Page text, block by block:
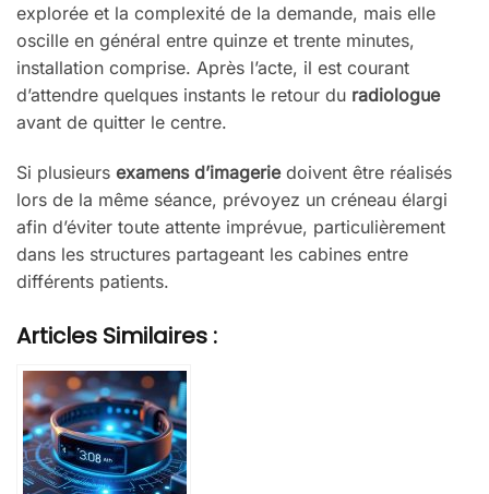
explorée et la complexité de la demande, mais elle
oscille en général entre quinze et trente minutes,
installation comprise. Après l’acte, il est courant
d’attendre quelques instants le retour du radiologue
avant de quitter le centre.
Si plusieurs examens d’imageriedoivent être réalisés
lors de la même séance, prévoyez un créneau élargi
afin d’éviter toute attente imprévue, particulièrement
dans les structures partageant les cabines entre
différents patients.
Articles Similaires :